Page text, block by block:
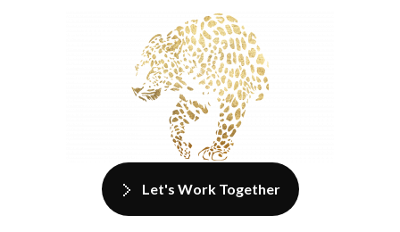
Let's Work Together